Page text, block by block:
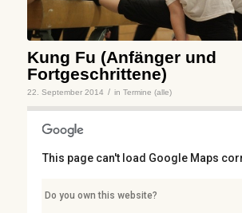
Kung Fu (Anfänger und
Fortgeschrittene)
22. September 2014 / in Termine (alle)
This page can't load Google Maps
Do you own this website?